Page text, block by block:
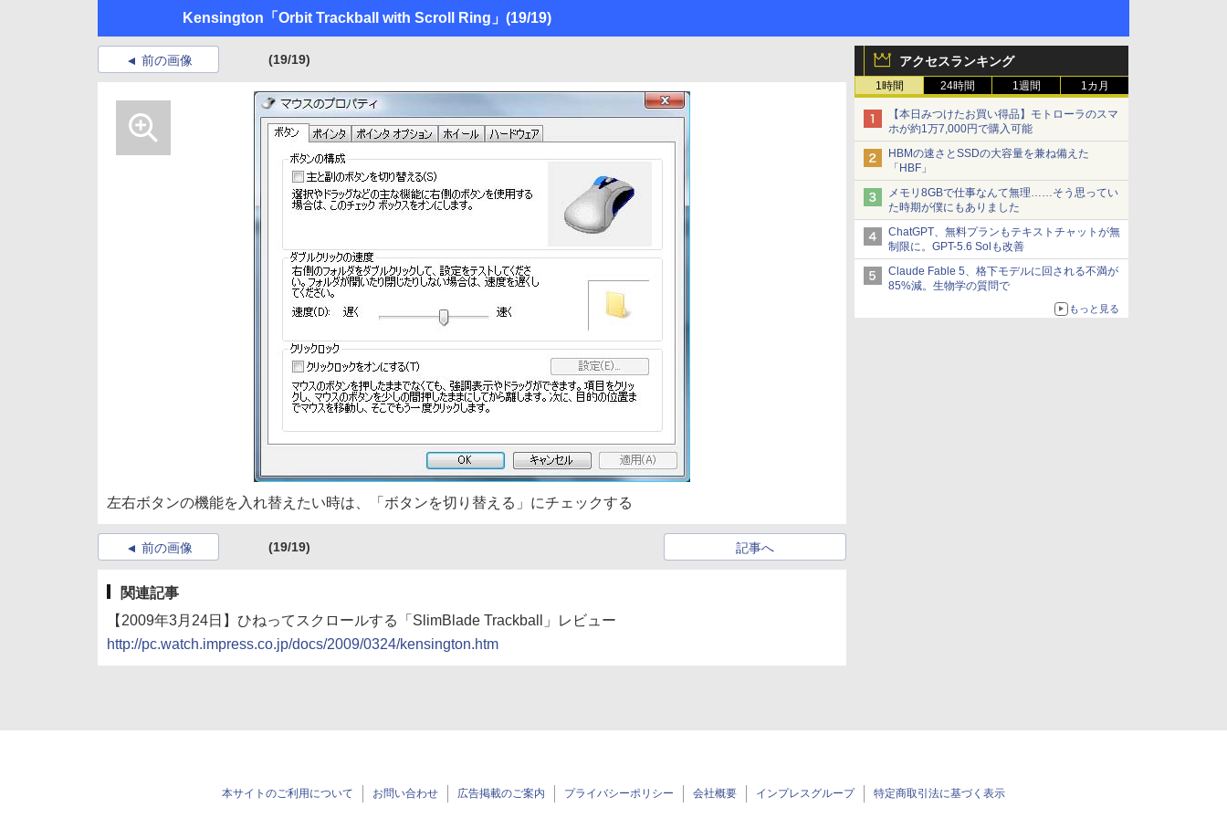
Kensington「Orbit Trackball with Scroll Ring」 (19/19)
アクセスランキング
1時間 24時間 1週間 1カ月
【本日みつけたお買い得品】モトローラのスマ
ホが約1万7,000円で購入可能
HBMの速さとSSDの大容量を兼ね備えた
「HBF」
メモリ8GBで仕事なんて無理……そう思ってい
た時期が僕にもありました
ChatGPT、無料プランもテキストチャットが無
制限に。GPT-5.6 Solも改善
Claude Fable 5、格下モデルに回される不満が
85%減。生物学の質問で
もっと見る
前の画像 (19/19)
左右ボタンの機能を入れ替えたい時は、「ボタンを切り替える」にチェックする
前の画像 (19/19) 記事へ
関連記事
【2009年3月24日】ひねってスクロールする「SlimBlade Trackball」レビュー
http://pc.watch.impress.co.jp/docs/2009/0324/kensington.htm
本サイトのご利用について お問い合わせ 広告掲載のご案内 プライバシーポリシー 会社概要 インプレスグループ 特定商取引法に基づく表示